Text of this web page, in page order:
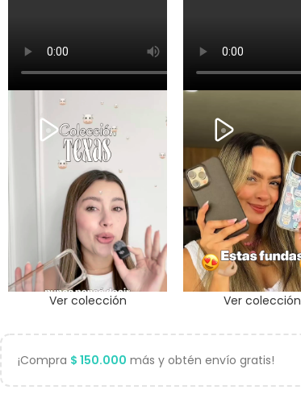
Ver colección Ver colección
¡Compra $ 150.000 más y obtén envío gratis!